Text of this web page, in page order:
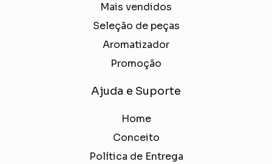
Mais vendidos
Seleção de peças
Aromatizador
Promoção
Ajuda e Suporte
Home
Conceito
Política de Entrega